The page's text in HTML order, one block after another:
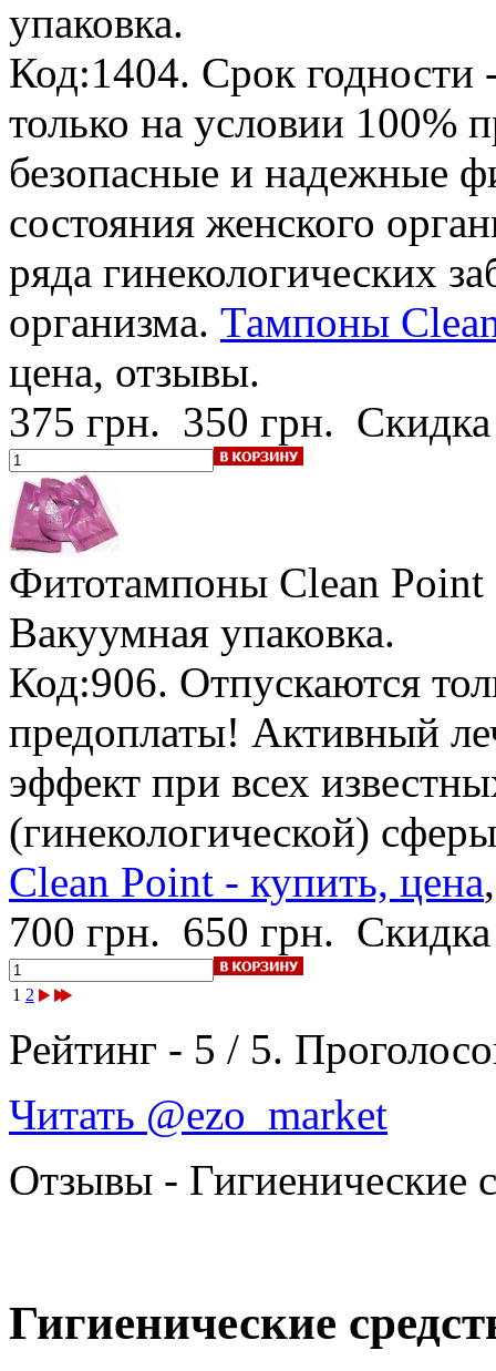
упаковка.
Код:1404. Срок годности
только на условии 100%
безопасные и надежные
состояния женского
ряда гинекологических
организма. Тампоны
цена, отзывы.
375 грн. 350 грн.
Фитотампоны Clean Point
Вакуумная упаковка.
Код:906. Отпускаются
предоплаты! Активный
эффект при всех
(гинекологической)
Clean Point - купить, цена
700 грн. 650 грн.
1 2
Рейтинг - 5 / 5.
Читать @ezo_market
Отзывы - Гигиенические
Гигиенические